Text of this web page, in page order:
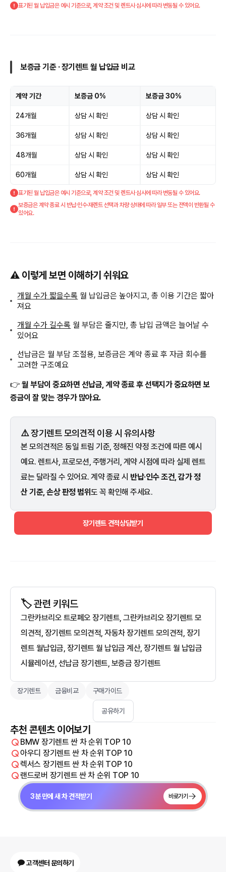
표기된 월 납입금은 예시 기준으로, 계약 조건 및 렌트사 심사에 따라 변동될 수 있어요.
보증금 기준 · 장기렌트 월 납입금 비교
계약 기간 보증금 0% 보증금 30%
24개월 상담 시 확인 상담 시 확인
36개월 상담 시 확인 상담 시 확인
48개월 상담 시 확인 상담 시 확인
60개월 상담 시 확인 상담 시 확인
표기된 월 납입금은 예시 기준으로, 계약 조건 및 렌트사 심사에 따라 변동될 수 있어요.
보증금은 계약 종료 시 반납·인수·재렌트 선택과 차량 상태에 따라 일부 또는 전액이 반환될 수
있어요.
⚠️ 이렇게 보면 이해하기 쉬워요
개월 수가 짧을수록 월 납입금은 높아지고, 총 이용 기간은 짧아
져요
개월 수가 길수록 월 부담은 줄지만, 총 납입 금액은 늘어날 수
있어요
선납금은 월 부담 조절용, 보증금은 계약 종료 후 자금 회수를
고려한 구조예요
👉 월 부담이 중요하면 선납금, 계약 종료 후 선택지가 중요하면 보
증금이 잘 맞는 경우가 많아요.
⚠️ 장기렌트 모의견적 이용 시 유의사항
본 모의견적은 동일 트림 기준, 정해진 약정 조건에 따른 예시
예요. 렌트사, 프로모션, 주행거리, 계약 시점에 따라 실제 렌트
료는 달라질 수 있어요. 계약 종료 시 반납·인수 조건, 감가 정
산 기준, 손상 판정 범위도 꼭 확인해 주세요.
장기렌트 견적상담받기
🏷️ 관련 키워드
그란카브리오 트로페오 장기렌트, 그란카브리오 장기렌트 모
의견적, 장기렌트 모의견적, 자동차 장기렌트 모의견적, 장기
렌트 월납입금, 장기렌트 월 납입금 계산, 장기렌트 월 납입금
시뮬레이션, 선납금 장기렌트, 보증금 장기렌트
장기렌트 금융비교 구매가이드
공유하기
추천 콘텐츠 이어보기
BMW 장기렌트 싼 차 순위 TOP 10
아우디 장기렌트 싼 차 순위 TOP 10
렉서스 장기렌트 싼 차 순위 TOP 10
랜드로버 장기렌트 싼 차 순위 TOP 10
3분 만에 새 차 견적받기 바로가기
고객센터 문의하기